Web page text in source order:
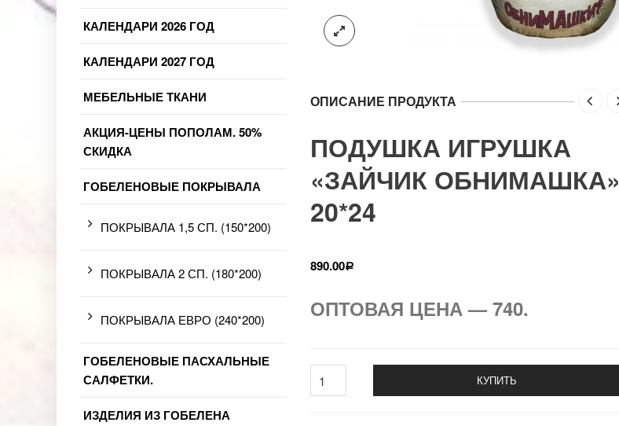
ОПИСАНИЕ ПРОДУКТА
ПОДУШКА ИГРУШКА
«ЗАЙЧИК ОБНИМАШКА»
20*24
890.00Р
ОПТОВАЯ ЦЕНА — 740.
КУПИТЬ
КАЛЕНДАРИ 2026 ГОД
КАЛЕНДАРИ 2027 ГОД
МЕБЕЛЬНЫЕ ТКАНИ
АКЦИЯ-ЦЕНЫ ПОПОЛАМ. 50%
СКИДКА
ГОБЕЛЕНОВЫЕ ПОКРЫВАЛА
ПОКРЫВАЛА 1,5 СП. (150*200)
ПОКРЫВАЛА 2 СП. (180*200)
ПОКРЫВАЛА ЕВРО (240*200)
ГОБЕЛЕНОВЫЕ ПАСХАЛЬНЫЕ
САЛФЕТКИ.
ИЗДЕЛИЯ ИЗ ГОБЕЛЕНА